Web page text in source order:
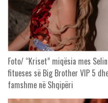
Foto/ “Kriset” miqësia mes
fitueses së Big Brother VIP 5
famshme në Shqipëri